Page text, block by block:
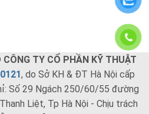
CÔNG TY CỔ PHẦN KỸ THUẬT
, do Sở KH & ĐT Hà Nội cấp
Số 29 Ngách 250/60/55 đường
Liệt, Tp Hà Nội - Chịu trách